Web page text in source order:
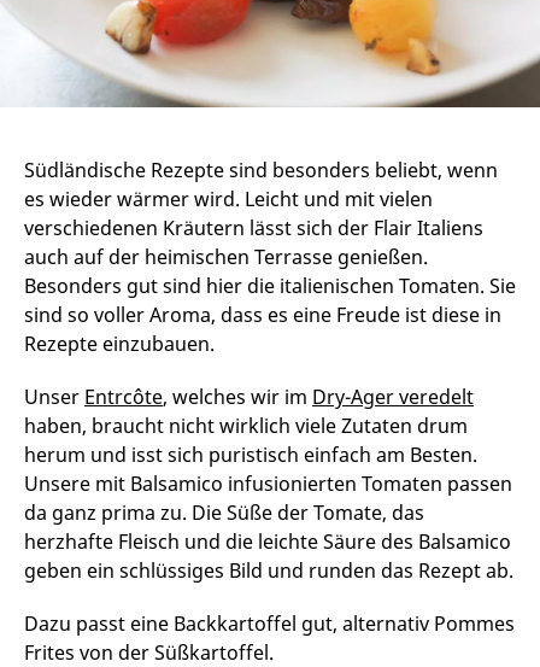
Südländische Rezepte sind besonders beliebt, wenn
es wieder wärmer wird. Leicht und mit vielen
verschiedenen Kräutern lässt sich der Flair Italiens
auch auf der heimischen Terrasse genießen.
Besonders gut sind hier die italienischen Tomaten. Sie
sind so voller Aroma, dass es eine Freude ist diese in
Rezepte einzubauen.
Unser Entrcôte, welches wir im Dry-Ager veredelt
haben, braucht nicht wirklich viele Zutaten drum
herum und isst sich puristisch einfach am Besten.
Unsere mit Balsamico infusionierten Tomaten passen
da ganz prima zu. Die Süße der Tomate, das
herzhafte Fleisch und die leichte Säure des Balsamico
geben ein schlüssiges Bild und runden das Rezept ab.
Dazu passt eine Backkartoffel gut, alternativ Pommes
Frites von der Süßkartoffel.